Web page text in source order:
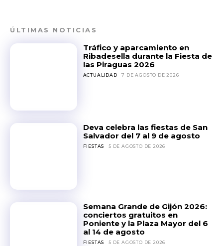
ÚLTIMAS NOTICIAS
Tráfico y aparcamiento en
Ribadesella durante la Fiesta de
las Piraguas 2026
ACTUALIDAD 7 DE AGOSTO DE 2026
Deva celebra las fiestas de San
Salvador del 7 al 9 de agosto
FIESTAS 5 DE AGOSTO DE 2026
Semana Grande de Gijón 2026:
conciertos gratuitos en
Poniente y la Plaza Mayor del 6
al 14 de agosto
FIESTAS 5 DE AGOSTO DE 2026